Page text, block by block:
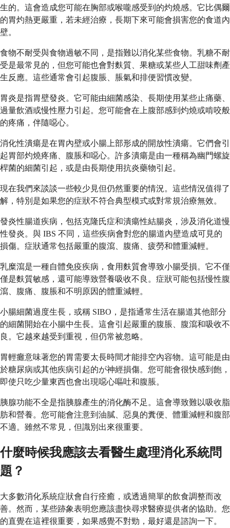
生的。這會造成您可能在胸部或喉嚨感受到的灼燒感。它比偶爾
的胃灼熱更嚴重，若未經治療，長期下來可能會損害您的食道內
壁。
食物不耐受與食物過敏不同，是指難以消化某些食物。乳糖不耐
受是最常見的，但您可能也會對麩質、果糖或某些人工甜味劑產
生反應。這些通常會引起腹脹、脹氣和排便習慣改變。
胃炎是指胃壁發炎。它可能由細菌感染、長期使用某些止痛藥、
過量飲酒或慢性壓力引起。您可能會在上腹部感到灼燒或啃咬般
的疼痛，伴隨噁心。
消化性潰瘍是在胃內壁或小腸上部形成的開放性潰瘍。它們會引
起胃部灼燒疼痛、腹脹和噁心。許多潰瘍是由一種稱為幽門螺旋
桿菌的細菌引起，或是由長期使用抗炎藥物引起。
現在我們來談談一些較少見但仍然重要的情況。這些情況值得了
解，特別是如果您的症狀不符合典型模式或對常規治療無效。
發炎性腸道疾病，包括克隆氏症和潰瘍性結腸炎，涉及消化道慢
性發炎。與 IBS 不同，這些疾病會對您的腸道內壁造成可見的
損傷。症狀通常包括嚴重的腹瀉、腹痛、疲勞和體重減輕。
乳糜瀉是一種自體免疫疾病，食用麩質會導致小腸受損。它不僅
僅是麩質敏感，還可能導致營養吸收不良。症狀可能包括慢性腹
瀉、腹痛、腹脹和不明原因的體重減輕。
小腸細菌過度生長，或稱 SIBO，是指通常生活在腸道其他部分
的細菌開始在小腸中生長。這會引起嚴重的腹脹、腹瀉和吸收不
良。它越來越受到重視，但仍常被忽略。
胃輕癱意味著您的胃需要太長時間才能排空內容物。這可能是由
於糖尿病或其他疾病引起的が神經損傷。您可能會很快感到飽，
即使只吃少量東西也會出現噁心嘔吐和腹脹。
胰腺功能不全是指胰腺產生的消化酶不足。這會導致難以吸收脂
肪和營養。您可能會注意到油膩、惡臭的糞便、體重減輕和腹部
不適。雖然不常見，但識別出來很重要。
什麼時候我應該去看醫生處理消化系統問
題？
大多數消化系統症狀會自行痊癒，或透過簡單的飲食調整而改
善。然而，某些跡象表明您應該盡快尋求醫療提供者的協助。您
的直覺在這裡很重要，如果感覺不對勁，最好還是諮詢一下。